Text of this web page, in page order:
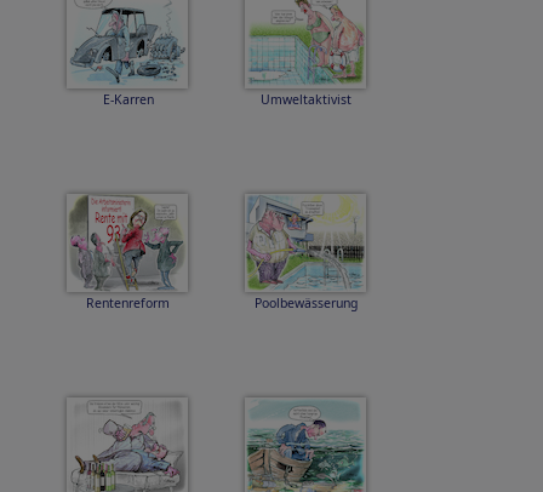
E-Karren Umweltaktivist
Rentenreform Poolbewässerung